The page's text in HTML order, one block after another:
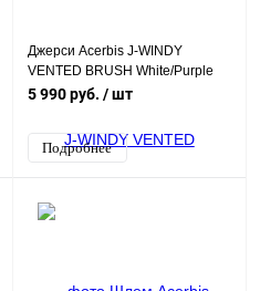
Джерси Acerbis J-WINDY
VENTED BRUSH White/Purple
XXL
5 990 руб. / шт
Подробнее